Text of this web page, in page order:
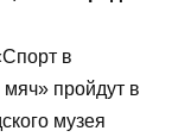
в
мяч» пройдут в
музея